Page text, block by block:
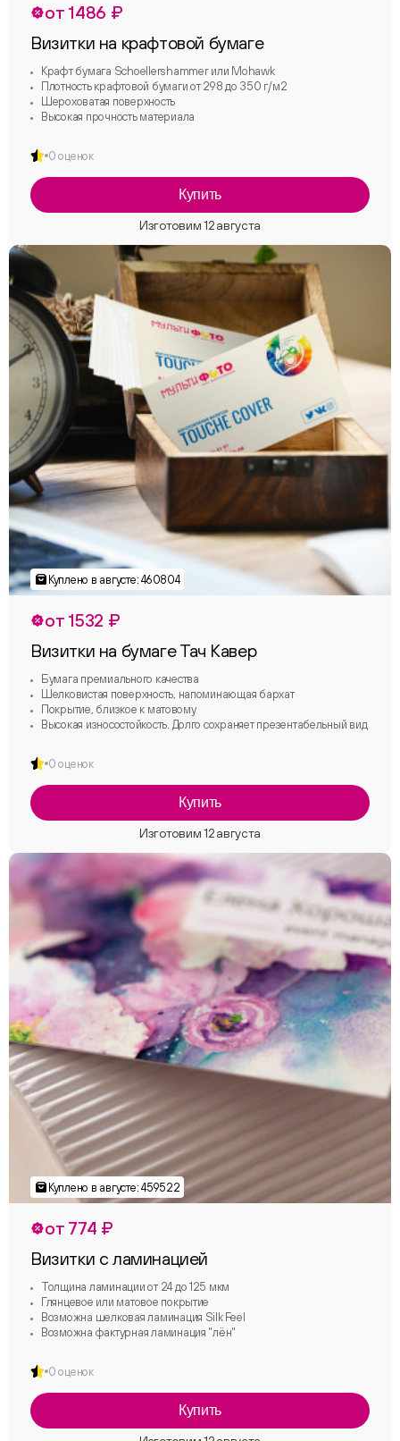
от 1486 ₽
Визитки на крафтовой бумаге
Крафт бумага Schoellershammer или Mohawk
Плотность крафтовой бумаги от 298 до 350 г/м2
Шероховатая поверхность
Высокая прочность материала
0 оценок
Купить
от 1532 ₽
Визитки на бумаге Тач Кавер
Бумага премиального качества
Шелковистая поверхность, напоминающая бархат
Покрытие, близкое к матовому
Высокая износостойкость. Долго сохраняет презентабельный вид
0 оценок
Купить
от 774 ₽
Визитки с ламинацией
Толщина ламинации от 24 до 125 мкм
Глянцевое или матовое покрытие
Возможна шелковая ламинация Silk Feel
Возможна фактурная ламинация "лён"
0 оценок
Купить